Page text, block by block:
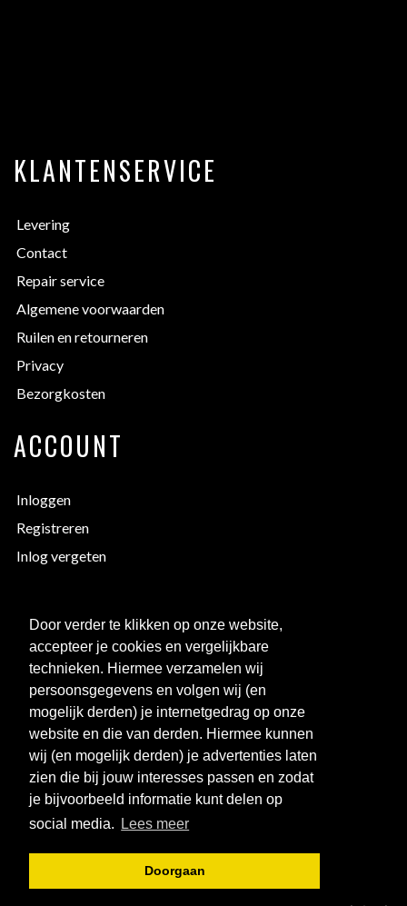
Door verder te klikken op onze website,
accepteer je cookies en vergelijkbare
technieken. Hiermee verzamelen wij
persoonsgegevens en volgen wij (en
mogelijk derden) je internetgedrag op onze
website en die van derden. Hiermee kunnen
wij (en mogelijk derden) je advertenties laten
zien die bij jouw interesses passen en zodat
je bijvoorbeeld informatie kunt delen op
social media.
Lees meer
Doorgaan
KLANTENSERVICE
Levering
Contact
Repair service
Algemene voorwaarden
Ruilen en retourneren
Privacy
Bezorgkosten
ACCOUNT
Inloggen
Registreren
Inlog vergeten
Bedrukken
Maattabellen
Links
Over ons
Clubkorting